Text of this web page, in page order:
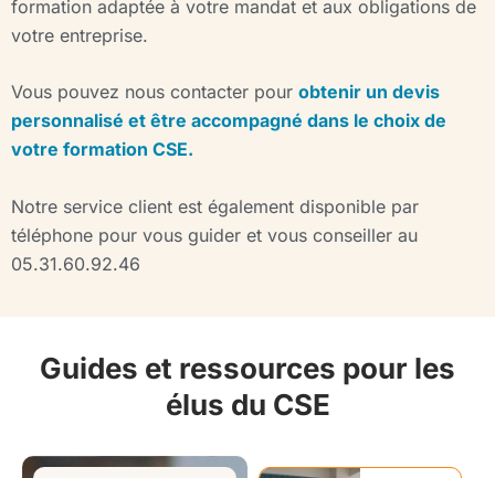
formation adaptée à votre mandat et aux obligations de
votre entreprise.
Vous pouvez nous contacter pour obtenir un devis
personnalisé et être accompagné dans le choix de
votre formation CSE.
Notre service client est également disponible par
téléphone pour vous guider et vous conseiller au
05.31.60.92.46
Guides et ressources pour les
élus du CSE